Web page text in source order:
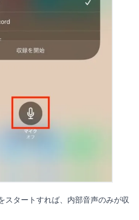
スタートすれば、内部音声のみが収